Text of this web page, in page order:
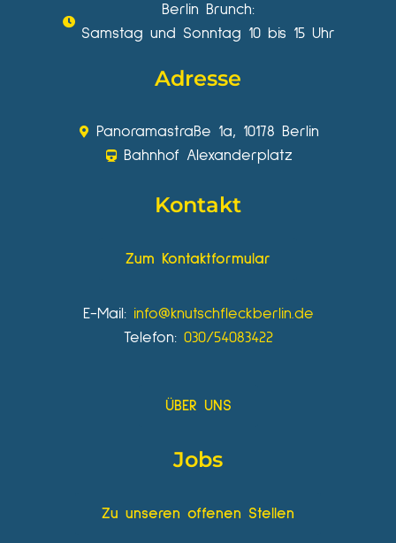
Berlin Brunch:
Samstag und Sonntag 10 bis 15 Uhr
Adresse
Panoramastraße 1a, 10178 Berlin
Bahnhof Alexanderplatz
Kontakt
Zum Kontaktformular
E-Mail: info@knutschfleckberlin.de
Telefon: 030/54083422
ÜBER UNS
Jobs
Zu unseren offenen Stellen